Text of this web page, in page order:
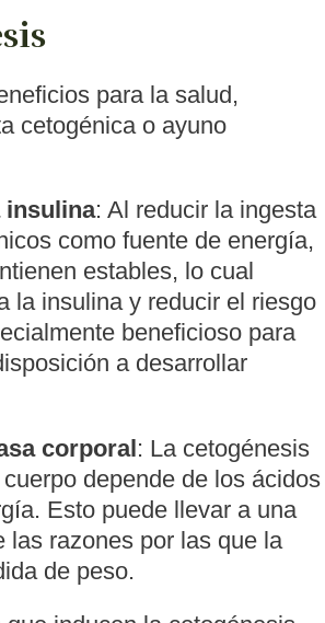
para la salud,
cetogénica o ayuno
insulina: Al reducir la ingesta
como fuente de energía,
estables, lo cual
la insulina y reducir el riesgo
beneficioso para
a desarrollar
corporal: La cetogénesis
depende de los ácidos
Esto puede llevar a una
las razones por las que la
de peso.